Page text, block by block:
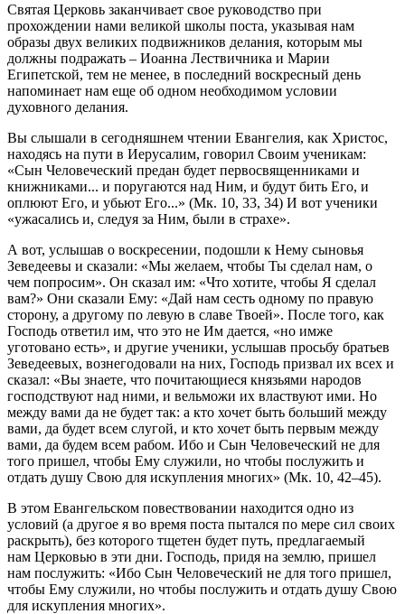
Святая Церковь заканчивает свое руководство при
прохождении нами великой школы поста, указывая нам
образы двух великих подвижников делания, которым мы
должны подражать – Иоанна Лествичника и Марии
Египетской, тем не менее, в последний воскресный день
напоминает нам еще об одном необходимом условии
духовного делания.
Вы слышали в сегодняшнем чтении Евангелия, как Христос,
находясь на пути в Иерусалим, говорил Своим ученикам:
«Сын Человеческий предан будет первосвященниками и
книжниками... и поругаются над Ним, и будут бить Его, и
оплюют Его, и убьют Его...» (Мк. 10, 33, 34) И вот ученики
«ужасались и, следуя за Ним, были в страхе».
А вот, услышав о воскресении, подошли к Нему сыновья
Зеведеевы и сказали: «Мы желаем, чтобы Ты сделал нам, о
чем попросим». Он сказал им: «Что хотите, чтобы Я сделал
вам?» Они сказали Ему: «Дай нам сесть одному по правую
сторону, а другому по левую в славе Твоей». После того, как
Господь ответил им, что это не Им дается, «но имже
уготовано есть», и другие ученики, услышав просьбу братьев
Зеведеевых, вознегодовали на них, Господь призвал их всех и
сказал: «Вы знаете, что почитающиеся князьями народов
господствуют над ними, и вельможи их властвуют ими. Но
между вами да не будет так: а кто хочет быть больший между
вами, да будет всем слугой, и кто хочет быть первым между
вами, да будем всем рабом. Ибо и Сын Человеческий не для
того пришел, чтобы Ему служили, но чтобы послужить и
отдать душу Свою для искупления многих» (Мк. 10, 42–45).
В этом Евангельском повествовании находится одно из
условий (а другое я во время поста пытался по мере сил своих
раскрыть), без которого тщетен будет путь, предлагаемый
нам Церковью в эти дни. Господь, придя на землю, пришел
нам послужить: «Ибо Сын Человеческий не для того пришел,
чтобы Ему служили, но чтобы послужить и отдать душу Свою
для искупления многих».